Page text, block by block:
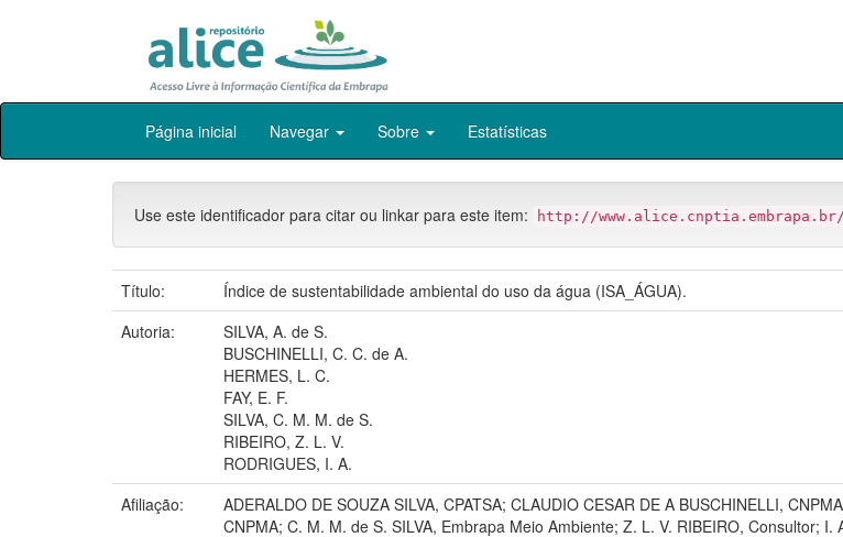
Skip
Página inicial Navegar Sobre Estatísticas
Use este identificador para citar ou linkar para este item: http://
Título:
Índice de sustentabilidade ambiental do uso da água (ISA_ÁGUA).
Autoria:
SILVA, A. de S.
BUSCHINELLI, C. C. de A.
HERMES, L. C.
FAY, E. F.
SILVA, C. M. M. de S.
RIBEIRO, Z. L. V.
RODRIGUES, I. A.
Afiliação:
ADERALDO DE SOUZA SILVA, CPATSA; CLAUDIO CESAR DE A BUSCHINELLI,
CNPMA; C. M. M. de S. SILVA, Embrapa Meio Ambiente; Z. L. V. RIBEIRO, Consultor;